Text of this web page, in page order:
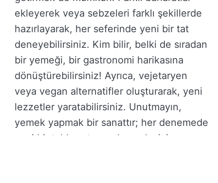
ekleyerek veya sebzeleri farklı şekillerde
hazırlayarak, her seferinde yeni bir tat
deneyebilirsiniz. Kim bilir, belki de sıradan
bir yemeği, bir gastronomi harikasına
dönüştürebilirsiniz! Ayrıca, vejetaryen
veya vegan alternatifler oluşturarak, yeni
lezzetler yaratabilirsiniz. Unutmayın,
yemek yapmak bir sanattır; her denemede
yeni bir tablo ortaya çıkarmak sizin